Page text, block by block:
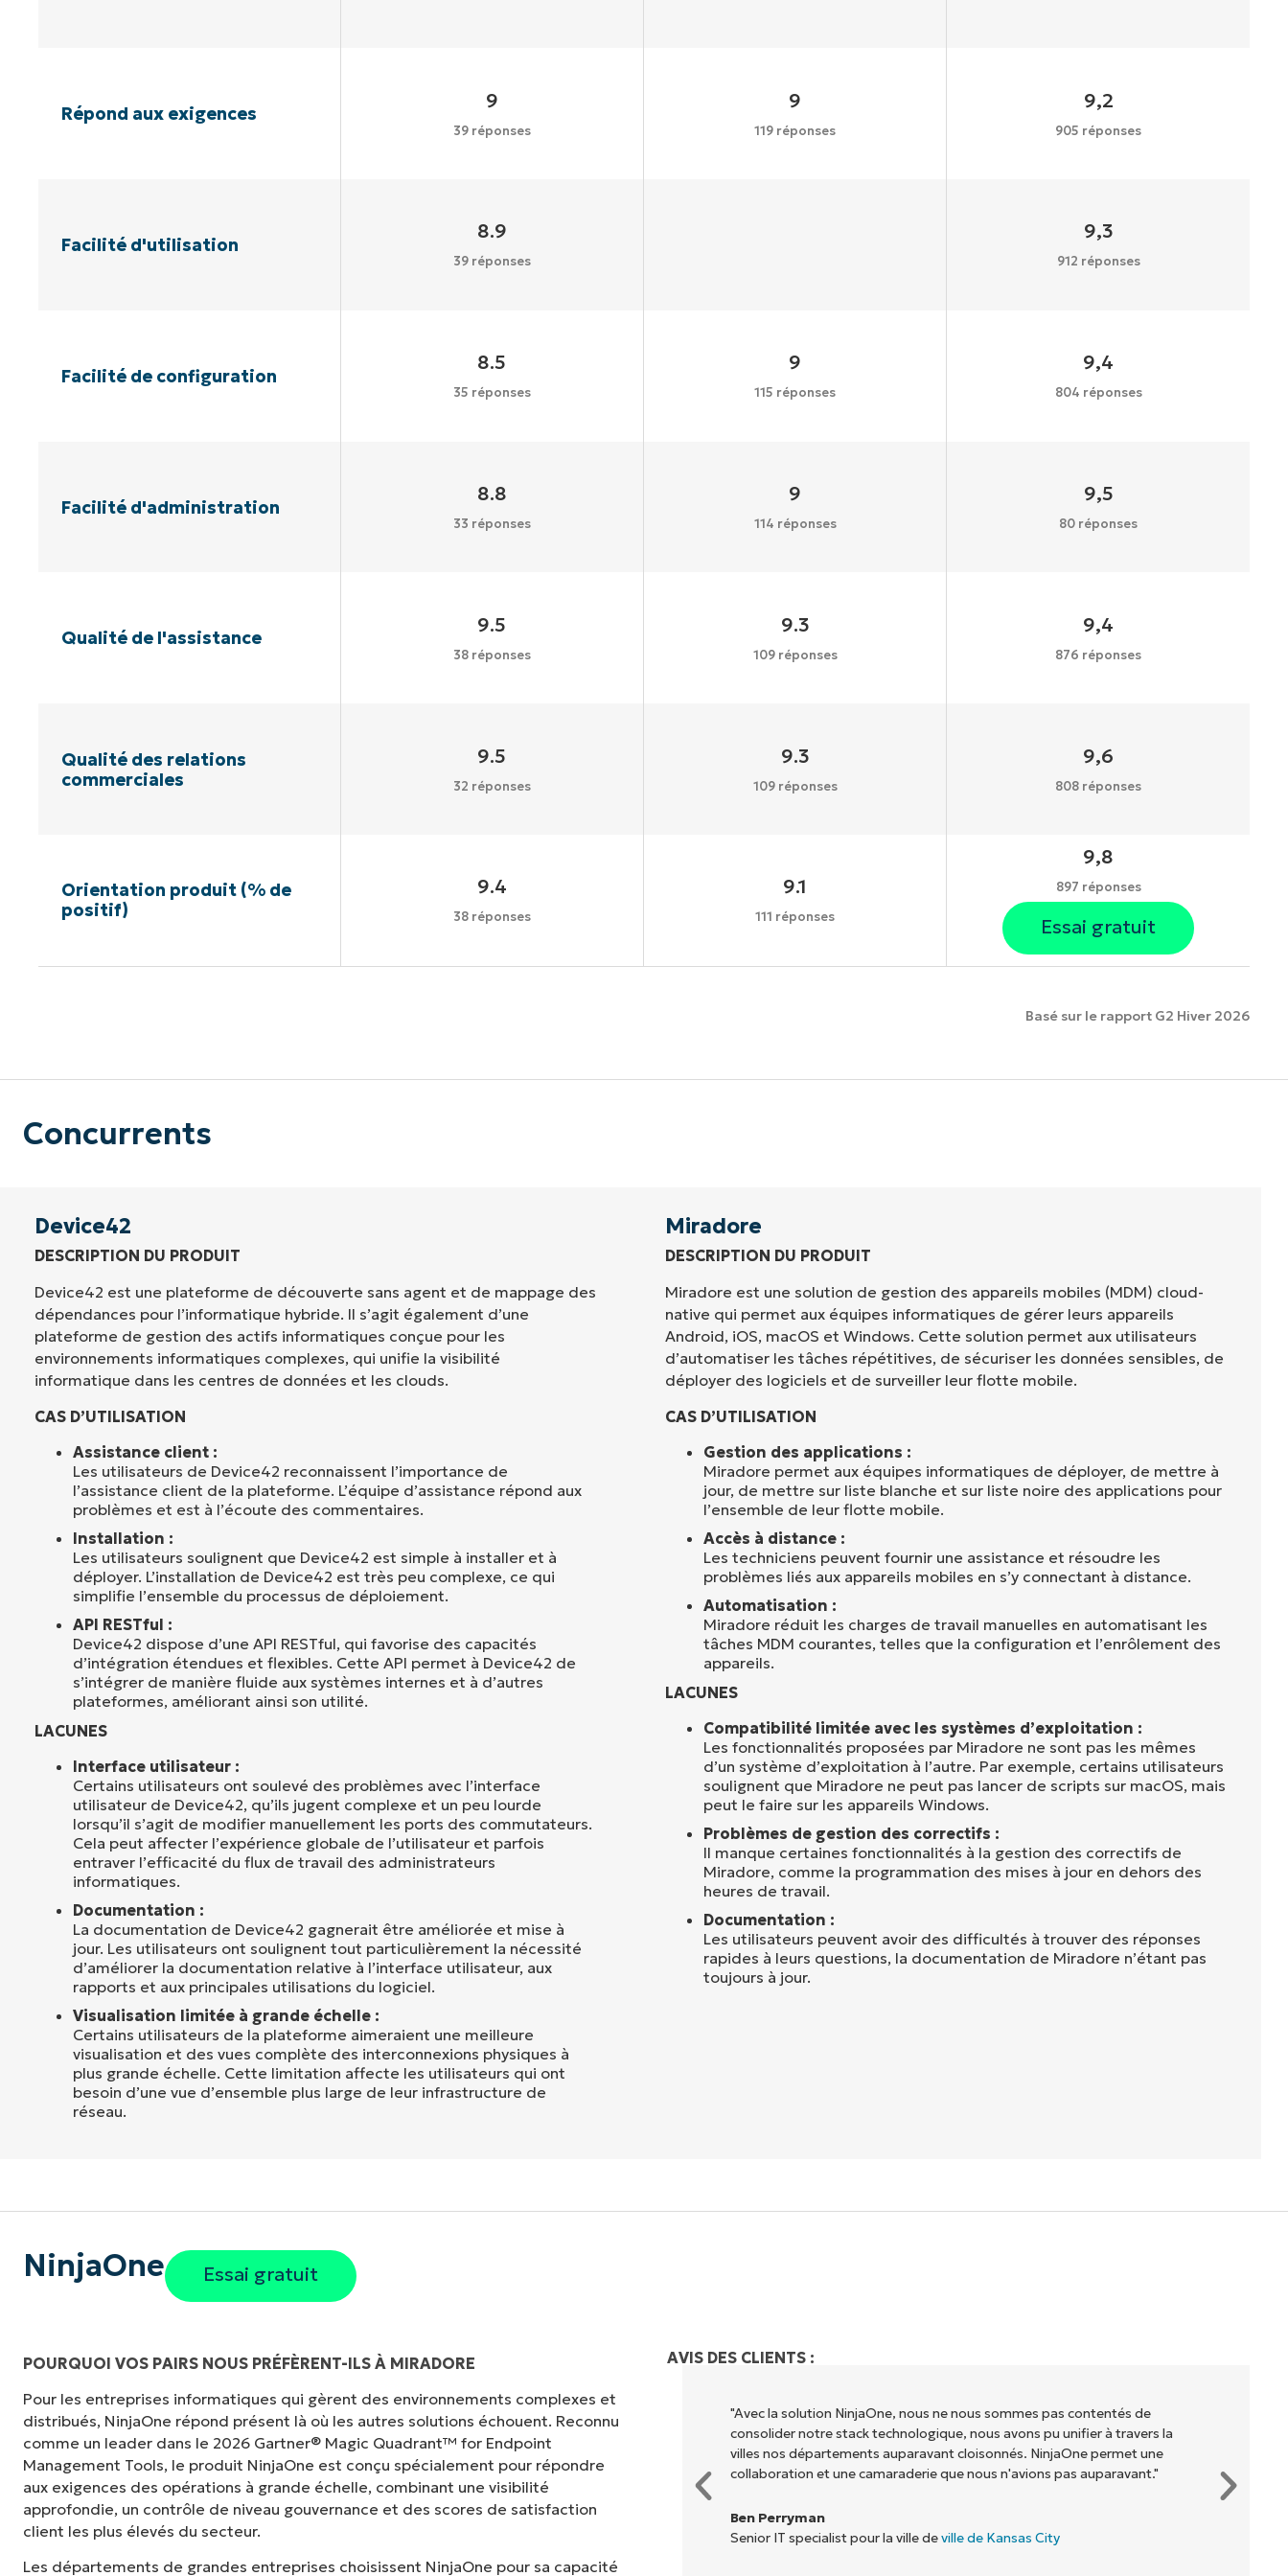
Répond aux exigences
9
39 réponses
9
119 réponses
9,2
905 réponses
Facilité d'utilisation
8.9
39 réponses
9,3
912 réponses
Facilité de configuration
8.5
35 réponses
9
115 réponses
9,4
804 réponses
Facilité d'administration
8.8
33 réponses
9
114 réponses
9,5
80 réponses
Qualité de l'assistance
9.5
38 réponses
9.3
109 réponses
9,4
876 réponses
Qualité des relations
commerciales
9.5
32 réponses
9.3
109 réponses
9,6
808 réponses
Orientation produit (% de
positif)
9.4
38 réponses
9.1
111 réponses
9,8
897 réponses
Essai gratuit
Basé sur le rapport G2 Hiver 2026
Concurrents
Device42
DESCRIPTION DU PRODUIT
Device42 est une plateforme de découverte sans agent et de mappage des
dépendances pour l’informatique hybride. Il s’agit également d’une
plateforme de gestion des actifs informatiques conçue pour les
environnements informatiques complexes, qui unifie la visibilité
informatique dans les centres de données et les clouds.
CAS D’UTILISATION
Assistance client :
Les utilisateurs de Device42 reconnaissent l’importance de
l’assistance client de la plateforme. L’équipe d’assistance répond aux
problèmes et est à l’écoute des commentaires.
Installation :
Les utilisateurs soulignent que Device42 est simple à installer et à
déployer. L’installation de Device42 est très peu complexe, ce qui
simplifie l’ensemble du processus de déploiement.
API RESTful :
Device42 dispose d’une API RESTful, qui favorise des capacités
d’intégration étendues et flexibles. Cette API permet à Device42 de
s’intégrer de manière fluide aux systèmes internes et à d’autres
plateformes, améliorant ainsi son utilité.
LACUNES
Interface utilisateur :
Certains utilisateurs ont soulevé des problèmes avec l’interface
utilisateur de Device42, qu’ils jugent complexe et un peu lourde
lorsqu’il s’agit de modifier manuellement les ports des commutateurs.
Cela peut affecter l’expérience globale de l’utilisateur et parfois
entraver l’efficacité du flux de travail des administrateurs
informatiques.
Documentation :
La documentation de Device42 gagnerait être améliorée et mise à
jour. Les utilisateurs ont soulignent tout particulièrement la nécessité
d’améliorer la documentation relative à l’interface utilisateur, aux
rapports et aux principales utilisations du logiciel.
Visualisation limitée à grande échelle :
Certains utilisateurs de la plateforme aimeraient une meilleure
visualisation et des vues complète des interconnexions physiques à
plus grande échelle. Cette limitation affecte les utilisateurs qui ont
besoin d’une vue d’ensemble plus large de leur infrastructure de
réseau.
Miradore
DESCRIPTION DU PRODUIT
Miradore est une solution de gestion des appareils mobiles (MDM) cloud-
native qui permet aux équipes informatiques de gérer leurs appareils
Android, iOS, macOS et Windows. Cette solution permet aux utilisateurs
d’automatiser les tâches répétitives, de sécuriser les données sensibles, de
déployer des logiciels et de surveiller leur flotte mobile.
CAS D’UTILISATION
Gestion des applications :
Miradore permet aux équipes informatiques de déployer, de mettre à
jour, de mettre sur liste blanche et sur liste noire des applications pour
l’ensemble de leur flotte mobile.
Accès à distance :
Les techniciens peuvent fournir une assistance et résoudre les
problèmes liés aux appareils mobiles en s’y connectant à distance.
Automatisation :
Miradore réduit les charges de travail manuelles en automatisant les
tâches MDM courantes, telles que la configuration et l’enrôlement des
appareils.
LACUNES
Compatibilité limitée avec les systèmes d’exploitation :
Les fonctionnalités proposées par Miradore ne sont pas les mêmes
d’un système d’exploitation à l’autre. Par exemple, certains utilisateurs
soulignent que Miradore ne peut pas lancer de scripts sur macOS, mais
peut le faire sur les appareils Windows.
Problèmes de gestion des correctifs :
Il manque certaines fonctionnalités à la gestion des correctifs de
Miradore, comme la programmation des mises à jour en dehors des
heures de travail.
Documentation :
Les utilisateurs peuvent avoir des difficultés à trouver des réponses
rapides à leurs questions, la documentation de Miradore n’étant pas
toujours à jour.
NinjaOne Essai gratuit
POURQUOI VOS PAIRS NOUS PRÉFÈRENT-ILS À MIRADORE
Pour les entreprises informatiques qui gèrent des environnements complexes et
distribués, NinjaOne répond présent là où les autres solutions échouent. Reconnu
comme un leader dans le 2026 Gartner® Magic Quadrant™ for Endpoint
Management Tools, le produit NinjaOne est conçu spécialement pour répondre
aux exigences des opérations à grande échelle, combinant une visibilité
approfondie, un contrôle de niveau gouvernance et des scores de satisfaction
client les plus élevés du secteur.
Les départements de grandes entreprises choisissent NinjaOne pour sa capacité
AVIS DES CLIENTS :
"Auparavant, j'avais besoin de 10 à 15 outils différents pour exécuter ce que
NinjaOne fait dans son panneau de contrôle centralisé." NinjaOne rend la vie
tellement plus facile."
Ernie Turner
Directeur informatique chezVetcor
"Avec la solution NinjaOne, nous ne nous sommes pas contentés de
consolider notre stack technologique, nous avons pu unifier à travers la
villes nos départements auparavant cloisonnés. NinjaOne permet une
collaboration et une camaraderie que nous n'avions pas auparavant."
Ben Perryman
Senior IT specialist pour la ville deville de Kansas City
Company